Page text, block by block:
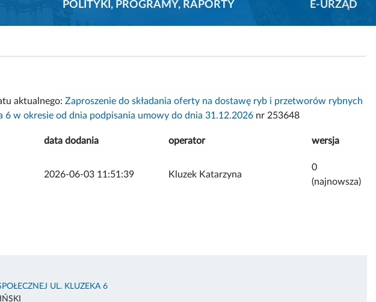
POLITYKI, PROGRAMY, RAPORTY E-URZĄD
aktualnego: Zaproszenie do składania oferty na dostawę ryb i przetworów rybnych
6 w okresie od dnia podpisania umowy do dnia 31.12.2026 nr 253648
data dodania operator wersja
2026-06-03 11:51:39 Kluzek Katarzyna
0
(najnowsza)
UL. KLUZEKA 6